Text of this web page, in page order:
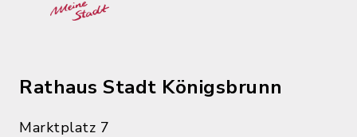
Rathaus Stadt Königsbrunn
Marktplatz 7